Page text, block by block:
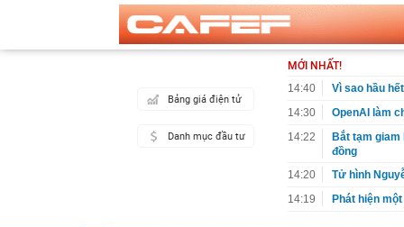
Bảng giá điện tử
Danh mục đầu tư
MỚI NHẤT!
14:40
Vì sao hầu
14:30
OpenAI làm
14:22
Bắt tạm giam
đồng
14:20
Tử hình
14:19
Phát hiện